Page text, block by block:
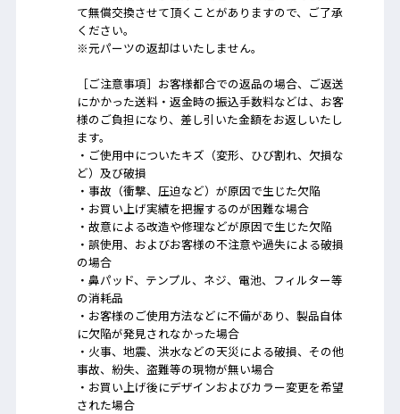
て無償交換させて頂くことがありますので、ご了承
ください。
※元パーツの返却はいたしません。
［ご注意事項］お客様都合での返品の場合、ご返送
にかかった送料・返金時の振込手数料などは、お客
様のご負担になり、差し引いた金額をお返しいたし
ます。
・ご使用中についたキズ（変形、ひび割れ、欠損な
ど）及び破損
・事故（衝撃、圧迫など）が原因で生じた欠陥
・お買い上げ実績を把握するのが困難な場合
・故意による改造や修理などが原因で生じた欠陥
・誤使用、およびお客様の不注意や過失による破損
の場合
・鼻パッド、テンプル、ネジ、電池、フィルター等
の消耗品
・お客様のご使用方法などに不備があり、製品自体
に欠陥が発見されなかった場合
・火事、地震、洪水などの天災による破損、その他
事故、紛失、盗難等の現物が無い場合
・お買い上げ後にデザインおよびカラー変更を希望
された場合